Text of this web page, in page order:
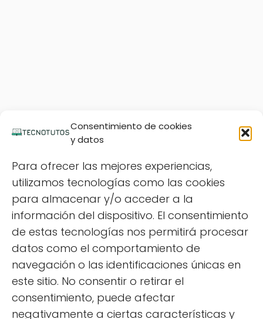
Consentimiento de cookies
y datos
Para ofrecer las mejores experiencias,
utilizamos tecnologías como las cookies
para almacenar y/o acceder a la
información del dispositivo. El consentimiento
de estas tecnologías nos permitirá procesar
datos como el comportamiento de
navegación o las identificaciones únicas en
este sitio. No consentir o retirar el
consentimiento, puede afectar
negativamente a ciertas características y